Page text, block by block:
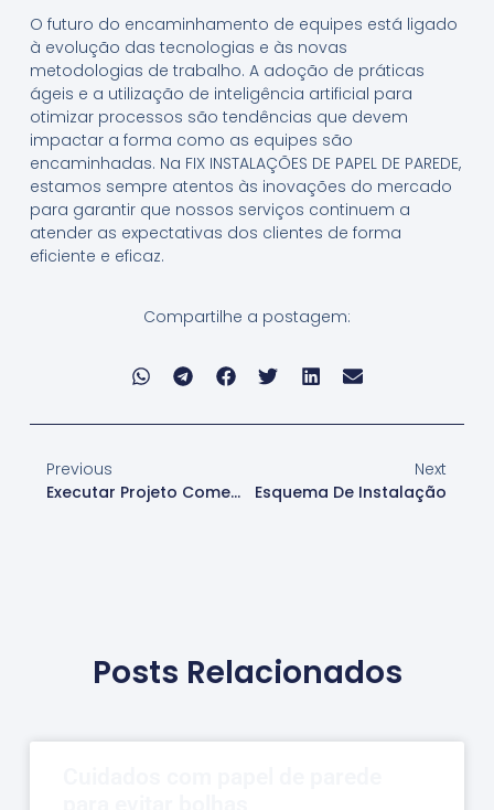
O futuro do encaminhamento de equipes está ligado
à evolução das tecnologias e às novas
metodologias de trabalho. A adoção de práticas
ágeis e a utilização de inteligência artificial para
otimizar processos são tendências que devem
impactar a forma como as equipes são
encaminhadas. Na FIX INSTALAÇÕES DE PAPEL DE PAREDE,
estamos sempre atentos às inovações do mercado
para garantir que nossos serviços continuem a
atender as expectativas dos clientes de forma
eficiente e eficaz.
Compartilhe a postagem:
Previous
Executar Projeto Comercial
Next
Esquema De Instalação
Posts Relacionados